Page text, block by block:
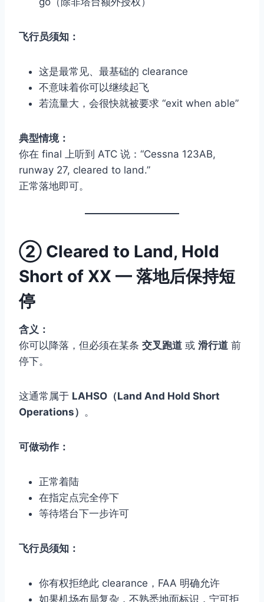
飞行员须知：
这是最常见、最基础的 clearance
不意味着你可以继续起飞
若流量大，会很快就被要求 “exit when able”
典型情境：
你在 final 上听到 ATC 说：“Cessna 123AB,
runway 27, cleared to land.”
正常落地即可。
② Cleared to Land, Hold
Short of XX — 落地后保持短
停
含义：
你可以降落，但必须在某条 交叉跑道 或 滑行道 前
停下。
这通常属于 LAHSO（Land And Hold Short
Operations） 。
可做动作：
正常着陆
在指定点完全停下
等待塔台下一步许可
飞行员须知：
你有权拒绝此 clearance，FAA 明确允许
如果机场布局复杂，不熟悉地面标识，宁可拒